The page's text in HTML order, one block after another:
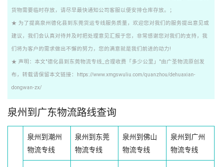
货物需要临时存放，请尽早最快通知公司客服以便安排仓库存放。；
★ 为了提高泉州德化县到东莞货运专线服务质量，欢迎您对我们的服务提出意见或
建议，我们会认真对待并及时把处理意见汇报于您，非常感谢您对我们的支持，我
们将为客户的需求做出不懈的努力，您的满意就是我们前进的动力!
★ 声明：本文"德化县到东莞物流专线_合理收费「多少公里」"由广圣物流原创发
布，转载请保留本文链接：https://www.xmgswuliu.com/quanzhou/dehuaxian-
dongwan-zx/
泉州到广东物流路线查询
泉州到潮州
物流专线
泉州到东莞
物流专线
泉州到佛山
物流专线
泉州到广州
物流专线